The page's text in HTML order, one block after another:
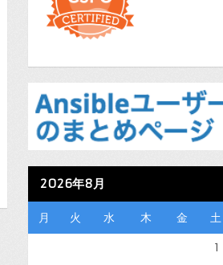
2026年8月
月 火 水 木 金 土
1